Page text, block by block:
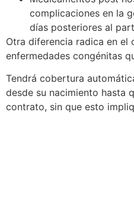
complicaciones en la
días posteriores al
Otra diferencia radica en el
enfermedades congénitas
Tendrá cobertura
desde su nacimiento hasta
contrato, sin que esto